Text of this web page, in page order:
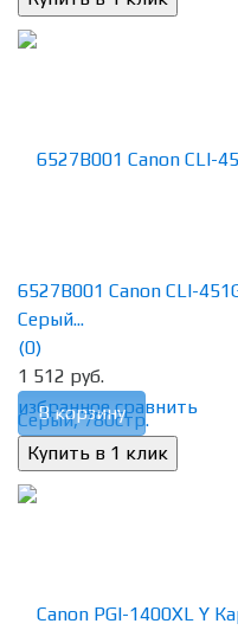
избранное сравнить
6527B001 Canon CLI-
Серый...
(0)
1 512 руб.
В корзину